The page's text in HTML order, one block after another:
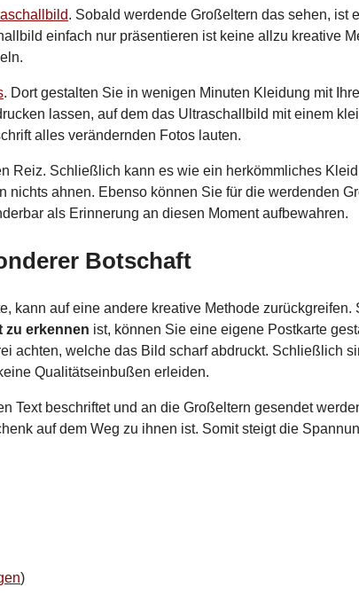
. Sobald werdende Großeltern das sehen, ist
einfach nur präsentieren ist keine allzu kreative
. Dort gestalten Sie in wenigen Minuten Kleidung mit
lassen, auf dem das Ultraschallbild mit einem
alles verändernden Fotos lauten.
Reiz. Schließlich kann es wie ein herkömmliches
nichts ahnen. Ebenso können Sie für die werdenden
als Erinnerung an diesen Moment aufbewahren.
Botschaft
kann auf eine andere kreative Methode zurückgreifen.
zu erkennen ist, können Sie eine eigene Postkarte
achten, welche das Bild scharf abdruckt. Schließlich
Qualitätseinbußen erleiden.
Text beschriftet und an die Großeltern gesendet
auf dem Weg zu ihnen ist. Somit steigt die
)